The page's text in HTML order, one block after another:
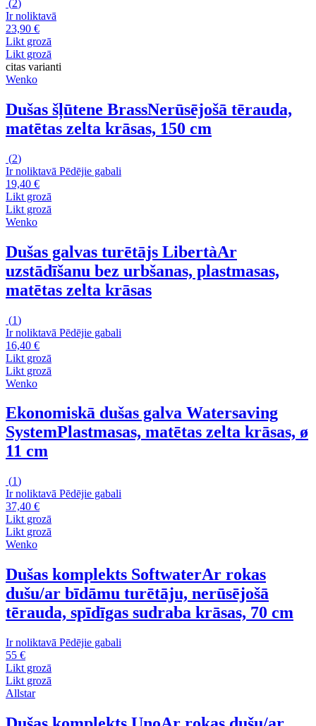
(2)
Ir noliktavā
23,90 €
Likt grozā
Likt grozā
citas varianti
Wenko
Dušas šļūtene BrassNerūsējošā tērauda,
matētas zelta krāsas, 150 cm
(2)
Ir noliktavā Pēdējie gabali
19,40 €
Likt grozā
Likt grozā
Wenko
Dušas galvas turētājs LibertàAr
uzstādīšanu bez urbšanas, plastmasas,
matētas zelta krāsas
(1)
Ir noliktavā Pēdējie gabali
16,40 €
Likt grozā
Likt grozā
Wenko
Ekonomiskā dušas galva Watersaving
SystemPlastmasas, matētas zelta krāsas, ø
11 cm
(1)
Ir noliktavā Pēdējie gabali
37,40 €
Likt grozā
Likt grozā
Wenko
Dušas komplekts SoftwaterAr rokas
dušu/ar bīdāmu turētāju, nerūsējošā
tērauda, spīdīgas sudraba krāsas, 70 cm
Ir noliktavā Pēdējie gabali
55 €
Likt grozā
Likt grozā
Allstar